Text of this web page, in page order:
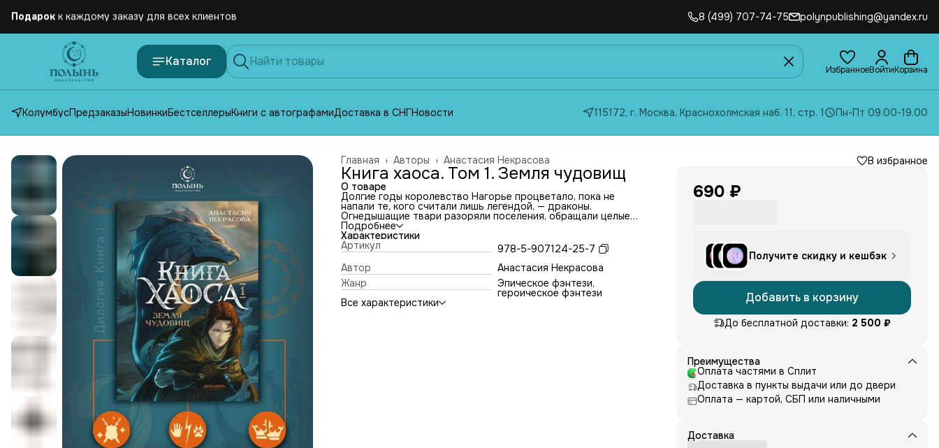
Бесплатная доставка по России от 2500 рублей 8 (499) 707-74-75 polynpublishing@yandex.ru
Каталог
ИзбранноеВойтиКорзина
КолумбусПредзаказыНовинкиБестселлерыКниги с автографамиДоставка в СНГНовости 115172, г. Москва, Краснохолмская наб. 11, стр. 1 Пн-Пт 09.00-19.00
Анастасия Некрасова
Авторы ›
Главная ›
Книга хаоса. Том 1. Земля чудовищ
О товаре
Долгие годы королевство Нагорье процветало, пока не
напали те, кого считали лишь легендой, — драконы.
Огнедышащие твари разоряли поселения, обращали целые
города в пепел,
не щадя никого. С тех пор народ живет в постоянном страхе
перед ними и напряженном ожидании отмщения.
Гирада — старшая дочь короля, потерявшая мать в день
катастрофы. Принцесса хочет не только вернуть ее, но и
спасти разрушенную родину. Для этого ей предстоит занять
трон, но отец не видит ее королевой. Стремясь переубедить
его, Гирада отправляется в опасное путешествие, чтобы
отыскать книгу Хаоса, с помощью которой можно одолеть
Подробнее
Характеристики
Артикул
978-5-907124-25-7
Автор
Анастасия Некрасова
Жанр
Эпическое фэнтези,
героическое фэнтези
Все характеристики
В избранное
690 ₽
Получите скидку и кешбэк
Добавить в корзину
До бесплатной доставки: 2 500 ₽
Преимущества
Оплата частями в Сплит
Доставка в пункты выдачи или до двери
Оплата — картой, СБП или наличными
Доставка